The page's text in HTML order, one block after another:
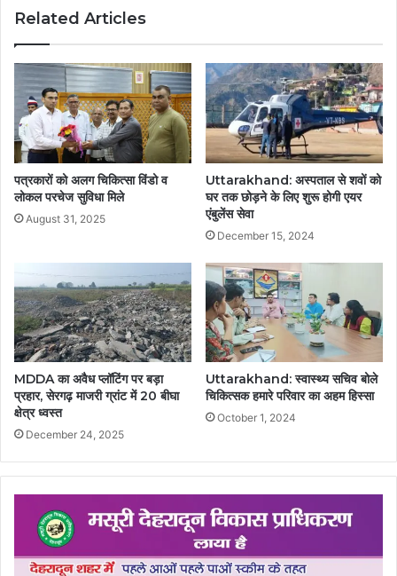
Related Articles
पत्रकारों को अलग चिकित्सा विंडो व
लोकल परचेज सुविधा मिले
August 31, 2025
Uttarakhand: अस्पताल से शवों को
घर तक छोड़ने के लिए शुरू होगी एयर
एंबुलेंस सेवा
December 15, 2024
MDDA का अवैध प्लॉटिंग पर बड़ा
प्रहार, सेरगढ़ माजरी ग्रांट में 20 बीघा
क्षेत्र ध्वस्त
December 24, 2025
Uttarakhand: स्वास्थ्य सचिव बोले
चिकित्सक हमारे परिवार का अहम हिस्सा
October 1, 2024